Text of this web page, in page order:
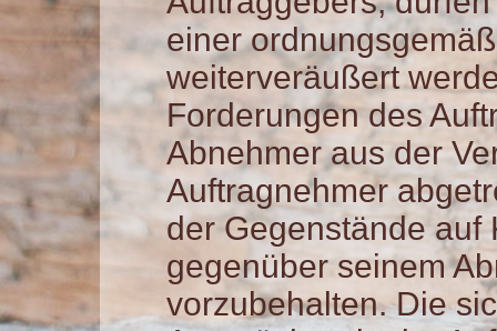
einer
weiterveräußert
Forderungen des
Abnehmer aus der
Auftragnehmer
der Gegenstände auf
gegenüber seinem
vorzubehalten. Die